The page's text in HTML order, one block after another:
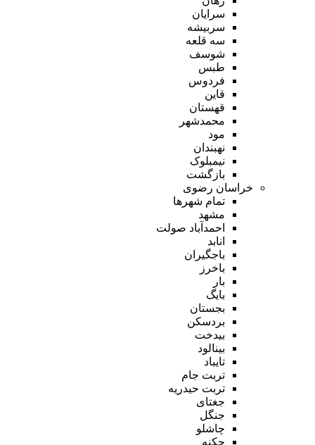
سرایان
سربیشه
سه قلعه
شوسف
طبس
فردوس
قاین
قهستان
محمدشهر
مود
نهبندان
نیمبلوک
بازگشت
خراسان رضوی
تمام شهر‌ها
مشهد
احمدآباد صولت
انابد
باجگیران
باخرز
بار
بایگ
بجستان
بردسکن
بیدخت
بینالود
تایباد
تربت جام
تربت حیدریه
جغتای
جنگل
چاشلو
چکنه